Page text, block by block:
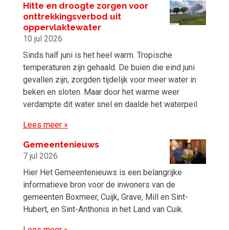
Hitte en droogte zorgen voor
onttrekkingsverbod uit
oppervlaktewater
10 jul 2026
Sinds half juni is het heel warm. Tropische
temperaturen zijn gehaald. De buien die eind juni
gevallen zijn, zorgden tijdelijk voor meer water in
beken en sloten. Maar door het warme weer
verdampte dit water snel en daalde het waterpeil
Lees meer »
Gemeentenieuws
7 jul 2026
Hier Het Gemeentenieuws is een belangrijke
informatieve bron voor de inwoners van de
gemeenten Boxmeer, Cuijk, Grave, Mill en Sint-
Hubert, en Sint-Anthonis in het Land van Cuik.